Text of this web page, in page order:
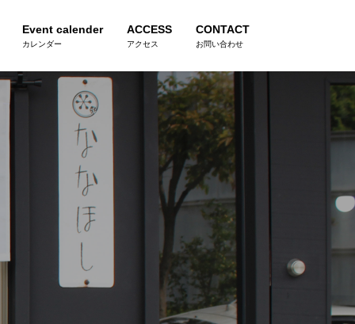
Event calender
カレンダー
ACCESS
アクセス
CONTACT
お問い合わせ